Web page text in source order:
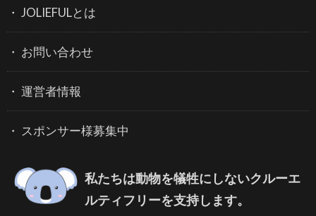
JOLIEFULとは
お問い合わせ
運営者情報
スポンサー様募集中
私たちは動物を犠牲にしないクルーエ
ルティフリーを支持します。